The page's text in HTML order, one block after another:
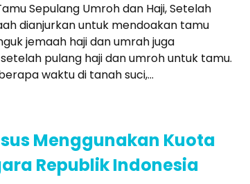
Sepulang Umroh dan Haji, Setelah
dianjurkan untuk mendoakan tamu
jemaah haji dan umrah juga
pulang haji dan umroh untuk tamu.
waktu di tanah suci,...
Menggunakan Kuota
Republik Indonesia